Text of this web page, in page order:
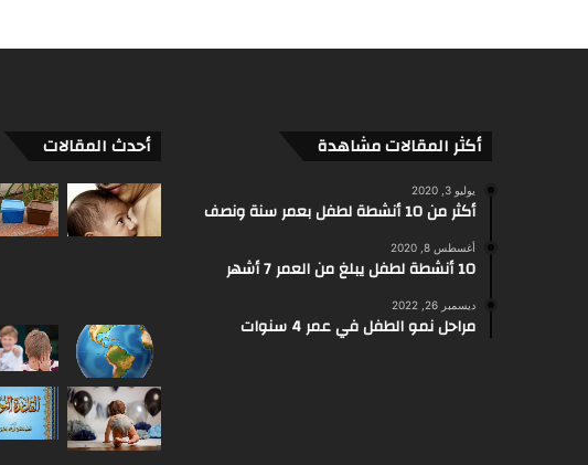
أكثر المقالات مشاهدة
يوليو 3, 2020
أكثر من 10 أنشطة لطفل بعمر سنة ونصف
أغسطس 8, 2020
10 أنشطة لطفل يبلغ من العمر 7 أشهر
ديسمبر 26, 2022
مراحل نمو الطفل في عمر 4 سنوات
أحدث المقالات